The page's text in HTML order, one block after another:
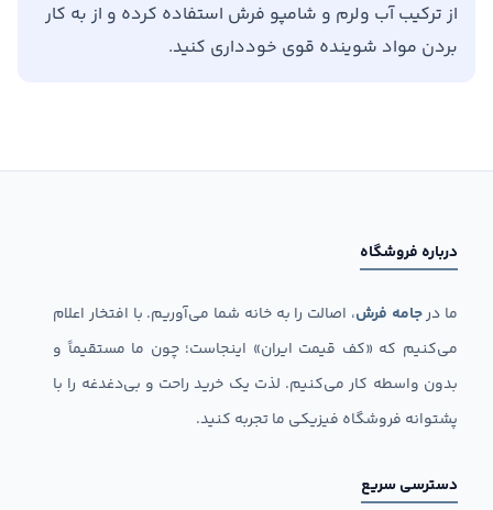
از ترکیب آب ولرم و شامپو فرش استفاده کرده و از به کار
بردن مواد شوینده قوی خودداری کنید.
درباره فروشگاه
ما درجامه فرش، اصالت را به خانه شما می‌آوریم. با افتخار اعلام
می‌کنیم که «کف قیمت ایران» اینجاست؛ چون ما مستقیماً و
بدون واسطه کار می‌کنیم. لذت یک خرید راحت و بی‌دغدغه را با
پشتوانه فروشگاه فیزیکی ما تجربه کنید.
دسترسی سریع